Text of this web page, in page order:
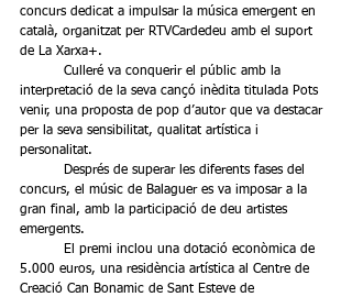
concurs dedicat a impulsar la música emergent en
català, organitzat per RTVCardedeu amb el suport
de La Xarxa+.
interpretació de la seva cançó inèdita titulada Pots
venir, una proposta de pop d’autor que va destacar
per la seva sensibilitat, qualitat artística i
personalitat.
concurs, el músic de Balaguer es va imposar a la
gran final, amb la participació de deu artistes
emergents.
5.000 euros, una residència artística al Centre de
Creació Can Bonamic de Sant Esteve de